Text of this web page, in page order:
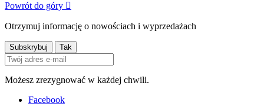
Powrót do góry 
Otrzymuj informację o nowościach i wyprzedażach
Możesz zrezygnować w każdej chwili.
Facebook